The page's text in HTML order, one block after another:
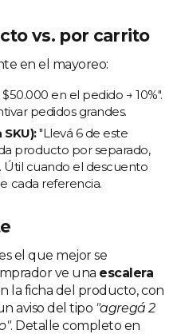
vs. por carrito
en el mayoreo:
en el pedido → 10%".
pedidos grandes.
"Llevá 6 de este
producto por separado,
Útil cuando el descuento
cada referencia.
el que mejor se
ve una escalera
la ficha del producto, con
aviso del tipo "agregá 2
. Detalle completo en